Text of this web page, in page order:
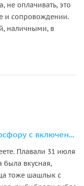
не оплачивать, это
и сопровождении.
наличными, в
Вечерний 3-часовой круиз по Босфору с включенным ужином и трансфером
Плавали 31 июля
была вкусная,
тоже шашлык с